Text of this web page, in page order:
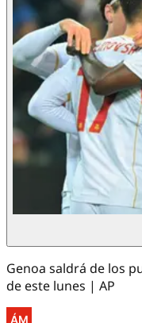
Genoa saldrá de los
de este lunes | AP